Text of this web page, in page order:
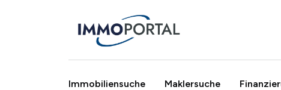
Immobiliensuche Maklersuche